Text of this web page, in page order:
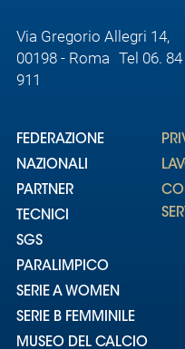
Via Gregorio Allegri 14,
00198 - Roma Tel 06. 84
911
FEDERAZIONE
NAZIONALI
PARTNER
TECNICI
SGS
PARALIMPICO
SERIE A WOMEN
SERIE B FEMMINILE
MUSEO DEL CALCIO